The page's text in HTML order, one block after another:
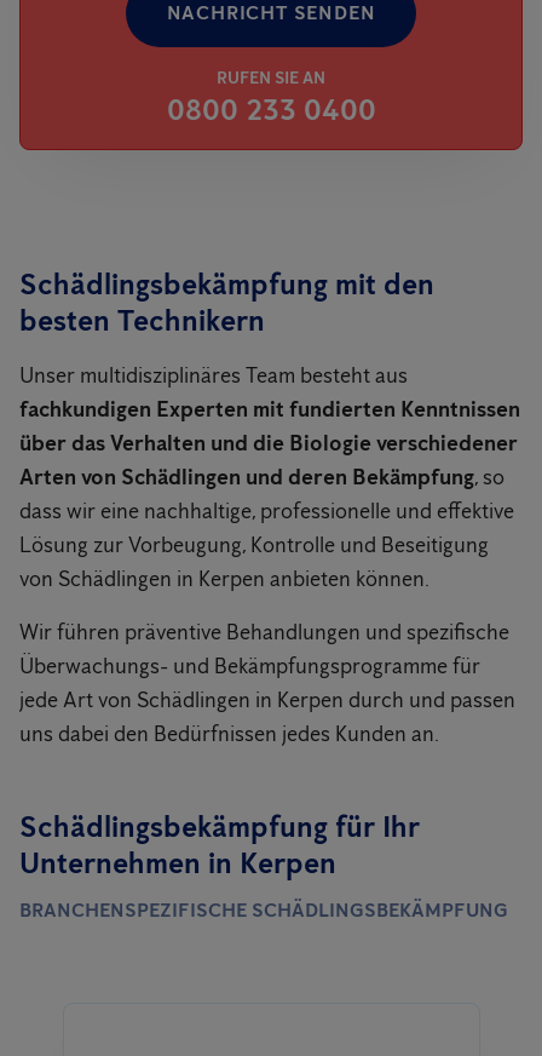
NACHRICHT SENDEN
RUFEN SIE AN
0800 233 0400
Schädlingsbekämpfung mit den
besten Technikern
Unser multidisziplinäres Team besteht aus
fachkundigen Experten mit fundierten Kenntnissen
über das Verhalten und die Biologie verschiedener
Arten von Schädlingen und deren Bekämpfung, so
dass wir eine nachhaltige, professionelle und effektive
Lösung zur Vorbeugung, Kontrolle und Beseitigung
von Schädlingen in Kerpen anbieten können.
Wir führen präventive Behandlungen und spezifische
Überwachungs- und Bekämpfungsprogramme für
jede Art von Schädlingen in Kerpen durch und passen
uns dabei den Bedürfnissen jedes Kunden an.
Schädlingsbekämpfung für Ihr
Unternehmen in Kerpen
BRANCHENSPEZIFISCHE SCHÄDLINGSBEKÄMPFUNG